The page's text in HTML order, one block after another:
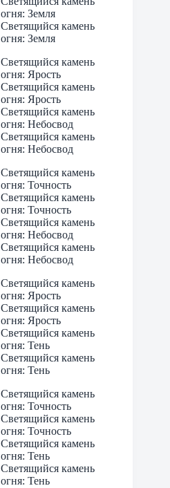
огня: Земля
Светящийся камень
огня: Земля
Светящийся камень
огня: Ярость
Светящийся камень
огня: Ярость
Светящийся камень
огня: Небосвод
Светящийся камень
огня: Небосвод
Светящийся камень
огня: Точность
Светящийся камень
огня: Точность
Светящийся камень
огня: Небосвод
Светящийся камень
огня: Небосвод
Светящийся камень
огня: Ярость
Светящийся камень
огня: Ярость
Светящийся камень
огня: Тень
Светящийся камень
огня: Тень
Светящийся камень
огня: Точность
Светящийся камень
огня: Точность
Светящийся камень
огня: Тень
Светящийся камень
огня: Тень